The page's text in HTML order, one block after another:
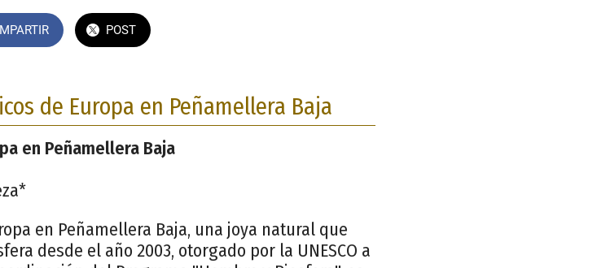
POST
de Europa en Peñamellera Baja
en Peñamellera Baja
en Peñamellera Baja, una joya natural que
desde el año 2003, otorgado por la UNESCO a